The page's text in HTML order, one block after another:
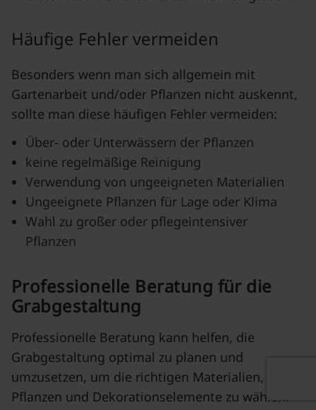
Häufige Fehler vermeiden
Besonders wenn man sich allgemein mit
Gartenarbeit und/oder Pflanzen nicht auskennt,
sollte man diese häufigen Fehler vermeiden:
Über- oder Unterwässern der Pflanzen
keine regelmäßige Reinigung
Verwendung von ungeeigneten Materialien
Ungeeignete Pflanzen für Lage oder Klima
Wahl zu großer oder pflegeintensiver
Pflanzen
Professionelle Beratung für die
Grabgestaltung
Professionelle Beratung kann helfen, die
Grabgestaltung optimal zu planen und
umzusetzen, um die richtigen Materialien,
Pflanzen und Dekorationselemente zu wählen.